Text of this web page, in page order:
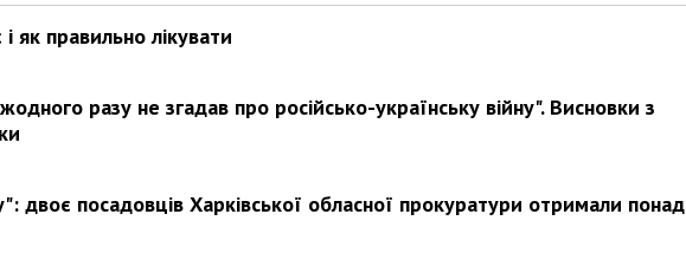
як правильно лікувати
разу не згадав про російсько-українську війну". Висновки з
двоє посадовців Харківської обласної прокуратури отримали понад